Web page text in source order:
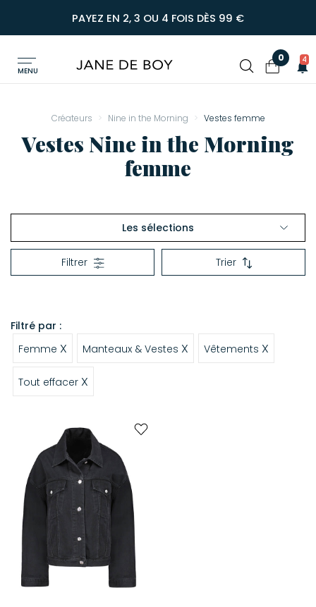
PAYEZ EN 2, 3 OU 4 FOIS DÈS 99 €
MENU
0 4
Créateurs Nine in the Morning Vestes femme
Vestes Nine in the Morning
femme
Les sélections
Jeans femme
Vestes femme
Filtrer Trier
Filtré par :
Femme X Manteaux & Vestes X Vêtements X
Tout effacer X